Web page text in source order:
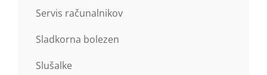
Servis računalnikov
Sladkorna bolezen
Slušalke